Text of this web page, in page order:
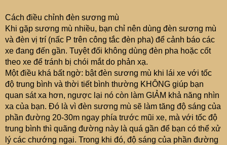
Cách điều chỉnh đèn sương mù
Khi gặp sương mù nhiều, bạn chỉ nên dùng đèn sương mù
và đèn vị trí (nấc P trên công tắc đèn pha) để cảnh báo các
xe đang đến gần. Tuyệt đối không dùng đèn pha hoặc cốt
theo xe để tránh bị chói mắt do phản xạ.
Một điều khá bất ngờ: bật đèn sương mù khi lái xe với tốc
độ trung bình và thời tiết bình thường KHÔNG giúp bạn
quan sát xa hơn, ngược lại nó còn làm GIẢM khả năng nhìn
xa của bạn. Đó là vì đèn sương mù sẽ làm tăng độ sáng của
phần đường 20-30m ngay phía trước mũi xe, mà với tốc độ
trung bình thì quãng đường này là quá gần để bạn có thể xử
lý các chướng ngại. Trong khi đó, độ sáng của phần đường